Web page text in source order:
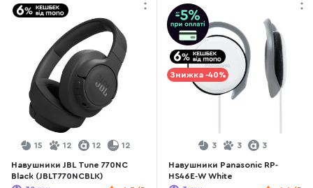
15 12 12 12
Навушники JBL Tune 770NC
Black (JBLT770NCBLK)
Знижка -40%
3 3 3
Навушники Panasonic RP-
HS46E-W White